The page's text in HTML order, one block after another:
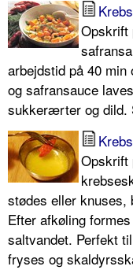
Opskrift
arbejdstid på 40 min
og safransauce
sukkerærter og dild.
Opskrift
stødes eller knuses,
Efter afkøling
saltvandet. Perfekt
fryses og